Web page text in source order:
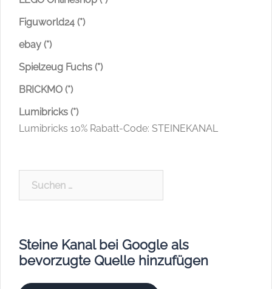
Figuworld24 (*)
ebay (*)
Spielzeug Fuchs (*)
BRICKMO (*)
Lumibricks (*)
Lumibricks 10% Rabatt-Code: STEINEKANAL
Steine Kanal bei Google als
bevorzugte Quelle hinzufügen